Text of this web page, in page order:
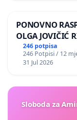
PONOVNO
OLGA JOVIČIĆ
246 potpisa
246 Potpisi / 12
31 Jul 2026
Sloboda za